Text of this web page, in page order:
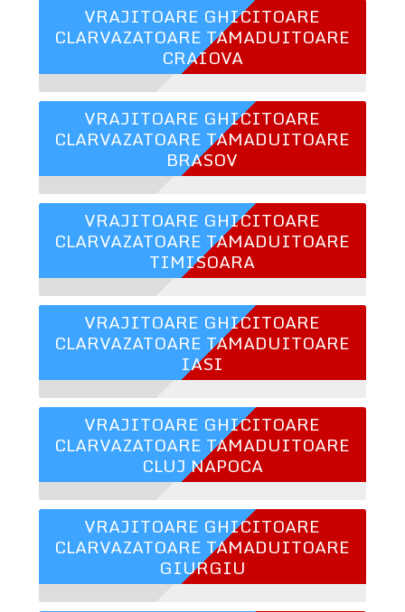
VRAJITOARE GHICITOARE
CLARVAZATOARE TAMADUITOARE
CRAIOVA
VRAJITOARE GHICITOARE
CLARVAZATOARE TAMADUITOARE
BRASOV
VRAJITOARE GHICITOARE
CLARVAZATOARE TAMADUITOARE
TIMISOARA
VRAJITOARE GHICITOARE
CLARVAZATOARE TAMADUITOARE
IASI
VRAJITOARE GHICITOARE
CLARVAZATOARE TAMADUITOARE
CLUJ NAPOCA
VRAJITOARE GHICITOARE
CLARVAZATOARE TAMADUITOARE
GIURGIU